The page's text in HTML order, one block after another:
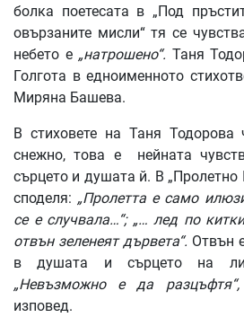
болка поетесата в „Под
овързаните мисли“ тя се
небето е „натрошено“. Таня
Голгота в едноименното
Миряна Башева.
В стиховете на Таня
снежно, това е нейната
сърцето и душата й. В „Пролетно
споделя: „Пролетта е само
се е случвала…“; „… лед по
отвън зеленеят дървета“. Отвън
в душата и сърцето на
„Невъзможно е да разцъфтя“,
изповед.